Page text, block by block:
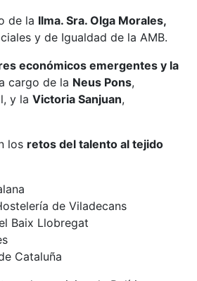
de la Ilma. Sra. Olga Morales,
y de Igualdad de la AMB.
económicos emergentes y la
cargo de la Neus Pons,
y la Victoria Sanjuan,
los retos del talento al tejido
de Viladecans
Baix Llobregat
Cataluña